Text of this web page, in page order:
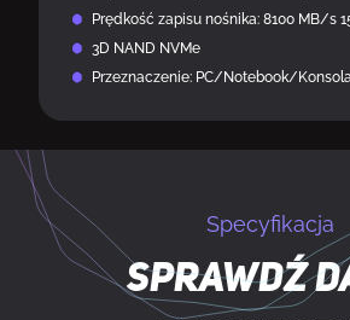
Prędkość zapisu nośnika: 8100 MB/s
3D NAND NVMe
Przeznaczenie: PC/Notebook/
Specyfikacja
Sprawdź